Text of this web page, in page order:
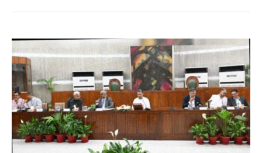
যাবে
যেসব
জরুরি
সেবা